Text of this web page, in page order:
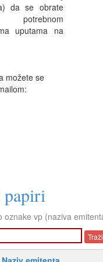
da se obrate
uputama na
možete se
papiri
oznake vp (naziva